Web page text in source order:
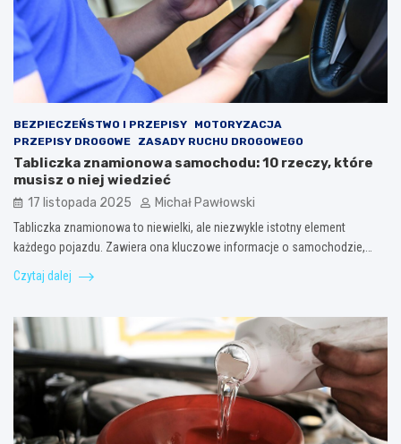
BEZPIECZEŃSTWO I PRZEPISY
MOTORYZACJA
PRZEPISY DROGOWE
ZASADY RUCHU DROGOWEGO
Tabliczka znamionowa samochodu: 10 rzeczy, które
musisz o niej wiedzieć
17 listopada 2025 Michał Pawłowski
Tabliczka znamionowa to niewielki, ale niezwykle istotny element
każdego pojazdu. Zawiera ona kluczowe informacje o samochodzie,…
Czytaj dalej